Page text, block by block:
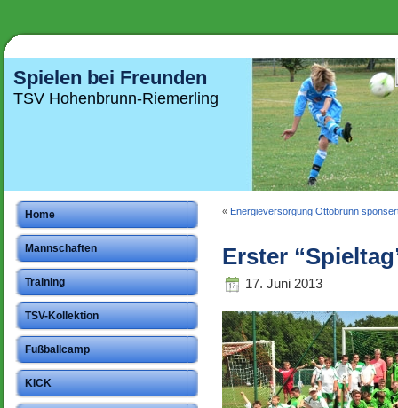
Spielen bei Freunden
TSV Hohenbrunn-Riemerling
Home
Mannschaften
Training
TSV-Kollektion
Fußballcamp
KICK
« Energieversorgung Ottobrunn
Erster
17. Juni 2013